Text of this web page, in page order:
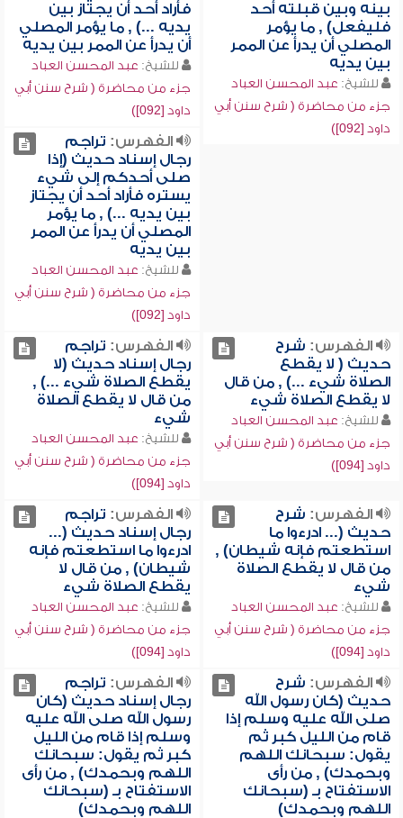
بينه وبين قبلته أحد
فليفعل) , ما يؤمر
المصلي أن يدرأ عن الممر
بين يديه
للشيخ: عبد المحسن العباد
جزء من محاضرة ( شرح سنن أبي
داود [092])
فأراد أحد أن يجتاز بين
يديه ...) , ما يؤمر المصلي
أن يدرأ عن الممر بين يديه
للشيخ: عبد المحسن العباد
جزء من محاضرة ( شرح سنن أبي
داود [092])
الفهرس: تراجم
رجال إسناد حديث (إذا
صلى أحدكم إلى شيء
يستره فأراد أحد أن يجتاز
بين يديه ...) , ما يؤمر
المصلي أن يدرأ عن الممر
بين يديه
للشيخ: عبد المحسن العباد
جزء من محاضرة ( شرح سنن أبي
داود [092])
الفهرس: شرح
حديث ( لا يقطع
الصلاة شيء ...) , من قال
لا يقطع الصلاة شيء
للشيخ: عبد المحسن العباد
جزء من محاضرة ( شرح سنن أبي
داود [094])
الفهرس: تراجم
رجال إسناد حديث (لا
يقطع الصلاة شيء ...) ,
من قال لا يقطع الصلاة
شيء
للشيخ: عبد المحسن العباد
جزء من محاضرة ( شرح سنن أبي
داود [094])
الفهرس: شرح
حديث (... ادرءوا ما
استطعتم فإنه شيطان) ,
من قال لا يقطع الصلاة
شيء
للشيخ: عبد المحسن العباد
جزء من محاضرة ( شرح سنن أبي
داود [094])
الفهرس: تراجم
رجال إسناد حديث (...
ادرءوا ما استطعتم فإنه
شيطان) , من قال لا
يقطع الصلاة شيء
للشيخ: عبد المحسن العباد
جزء من محاضرة ( شرح سنن أبي
داود [094])
الفهرس: شرح
حديث (كان رسول الله
صلى الله عليه وسلم إذا
قام من الليل كبر ثم
يقول: سبحانك اللهم
وبحمدك) , من رأى
الاستفتاح بـ (سبحانك
اللهم وبحمدك)
الفهرس: تراجم
رجال إسناد حديث (كان
رسول الله صلى الله عليه
وسلم إذا قام من الليل
كبر ثم يقول: سبحانك
اللهم وبحمدك) , من رأى
الاستفتاح بـ (سبحانك
اللهم وبحمدك)